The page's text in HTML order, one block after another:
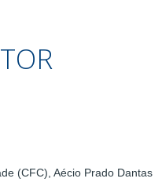
(CFC), Aécio Prado Dantas